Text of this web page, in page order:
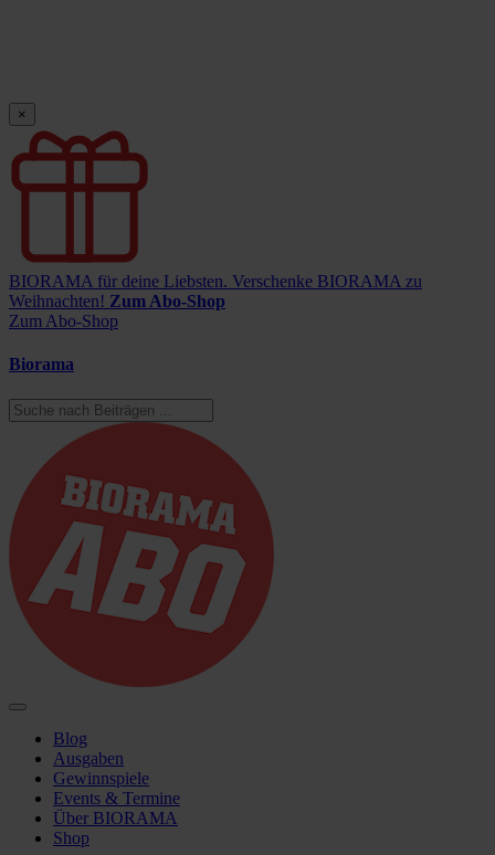
×
BIORAMA für deine Liebsten. Verschenke BIORAMA zu
Weihnachten! Zum Abo-Shop
Zum Abo-Shop
Biorama
Blog
Ausgaben
Gewinnspiele
Events & Termine
Über BIORAMA
Shop